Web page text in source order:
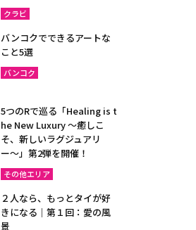
クラビ
バンコクでできるアートな
こと5選
バンコク
5つのRで巡る「Healing is t
he New Luxury ～癒しこ
そ、新しいラグジュアリ
ー〜」第2弾を開催！
その他エリア
２人なら、もっとタイが好
きになる｜第１回：愛の風
景